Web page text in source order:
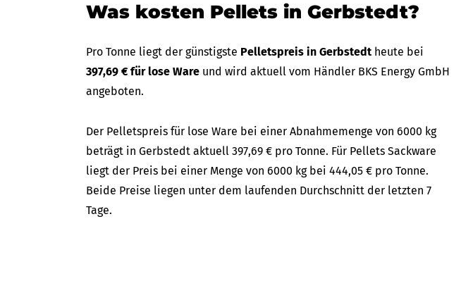
Was kosten Pellets in Gerbstedt?
Pro Tonne liegt der günstigste Pelletspreis in Gerbstedt heute bei
397,69 € für lose Ware und wird aktuell vom Händler BKS Energy GmbH
angeboten.
Der Pelletspreis für lose Ware bei einer Abnahmemenge von 6000 kg
beträgt in Gerbstedt aktuell 397,69 € pro Tonne. Für Pellets Sackware
liegt der Preis bei einer Menge von 6000 kg bei 444,05 € pro Tonne.
Beide Preise liegen unter dem laufenden Durchschnitt der letzten 7
Tage.